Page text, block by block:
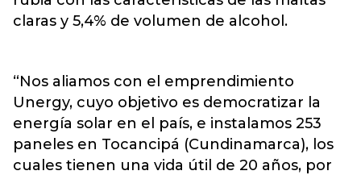
claras y 5,4% de volumen de alcohol.
“Nos aliamos con el emprendimiento
Unergy, cuyo objetivo es democratizar la
energía solar en el país, e instalamos 253
paneles en Tocancipá (Cundinamarca), los
cuales tienen una vida útil de 20 años, por